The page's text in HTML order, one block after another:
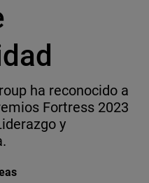
ha reconocido a
Fortress 2023
y